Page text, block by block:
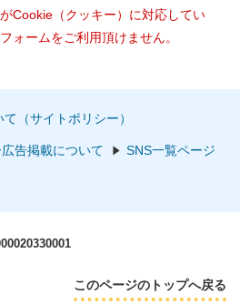
Cookie（クッキー）に対応してい
ォームをご利用頂けません。
（サイトポリシー）
告掲載について SNS一覧ページ
このページのトップへ戻る